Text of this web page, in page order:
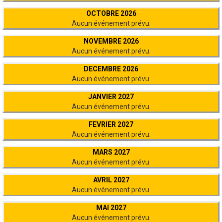
OCTOBRE 2026
Aucun événement prévu.
NOVEMBRE 2026
Aucun événement prévu.
DECEMBRE 2026
Aucun événement prévu.
JANVIER 2027
Aucun événement prévu.
FEVRIER 2027
Aucun événement prévu.
MARS 2027
Aucun événement prévu.
AVRIL 2027
Aucun événement prévu.
MAI 2027
Aucun événement prévu.